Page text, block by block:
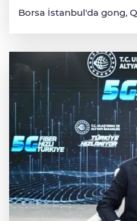
Borsa İstanbul'da gong,